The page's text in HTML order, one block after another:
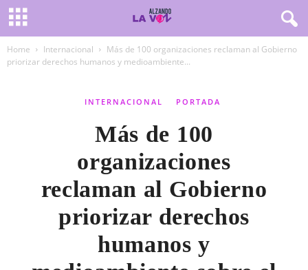
Home Internacional
Más de 100 organizaciones reclaman al Gobierno
priorizar derechos humanos y medioambiente...
INTERNACIONAL PORTADA
Más de 100
organizaciones
reclaman al Gobierno
priorizar derechos
humanos y